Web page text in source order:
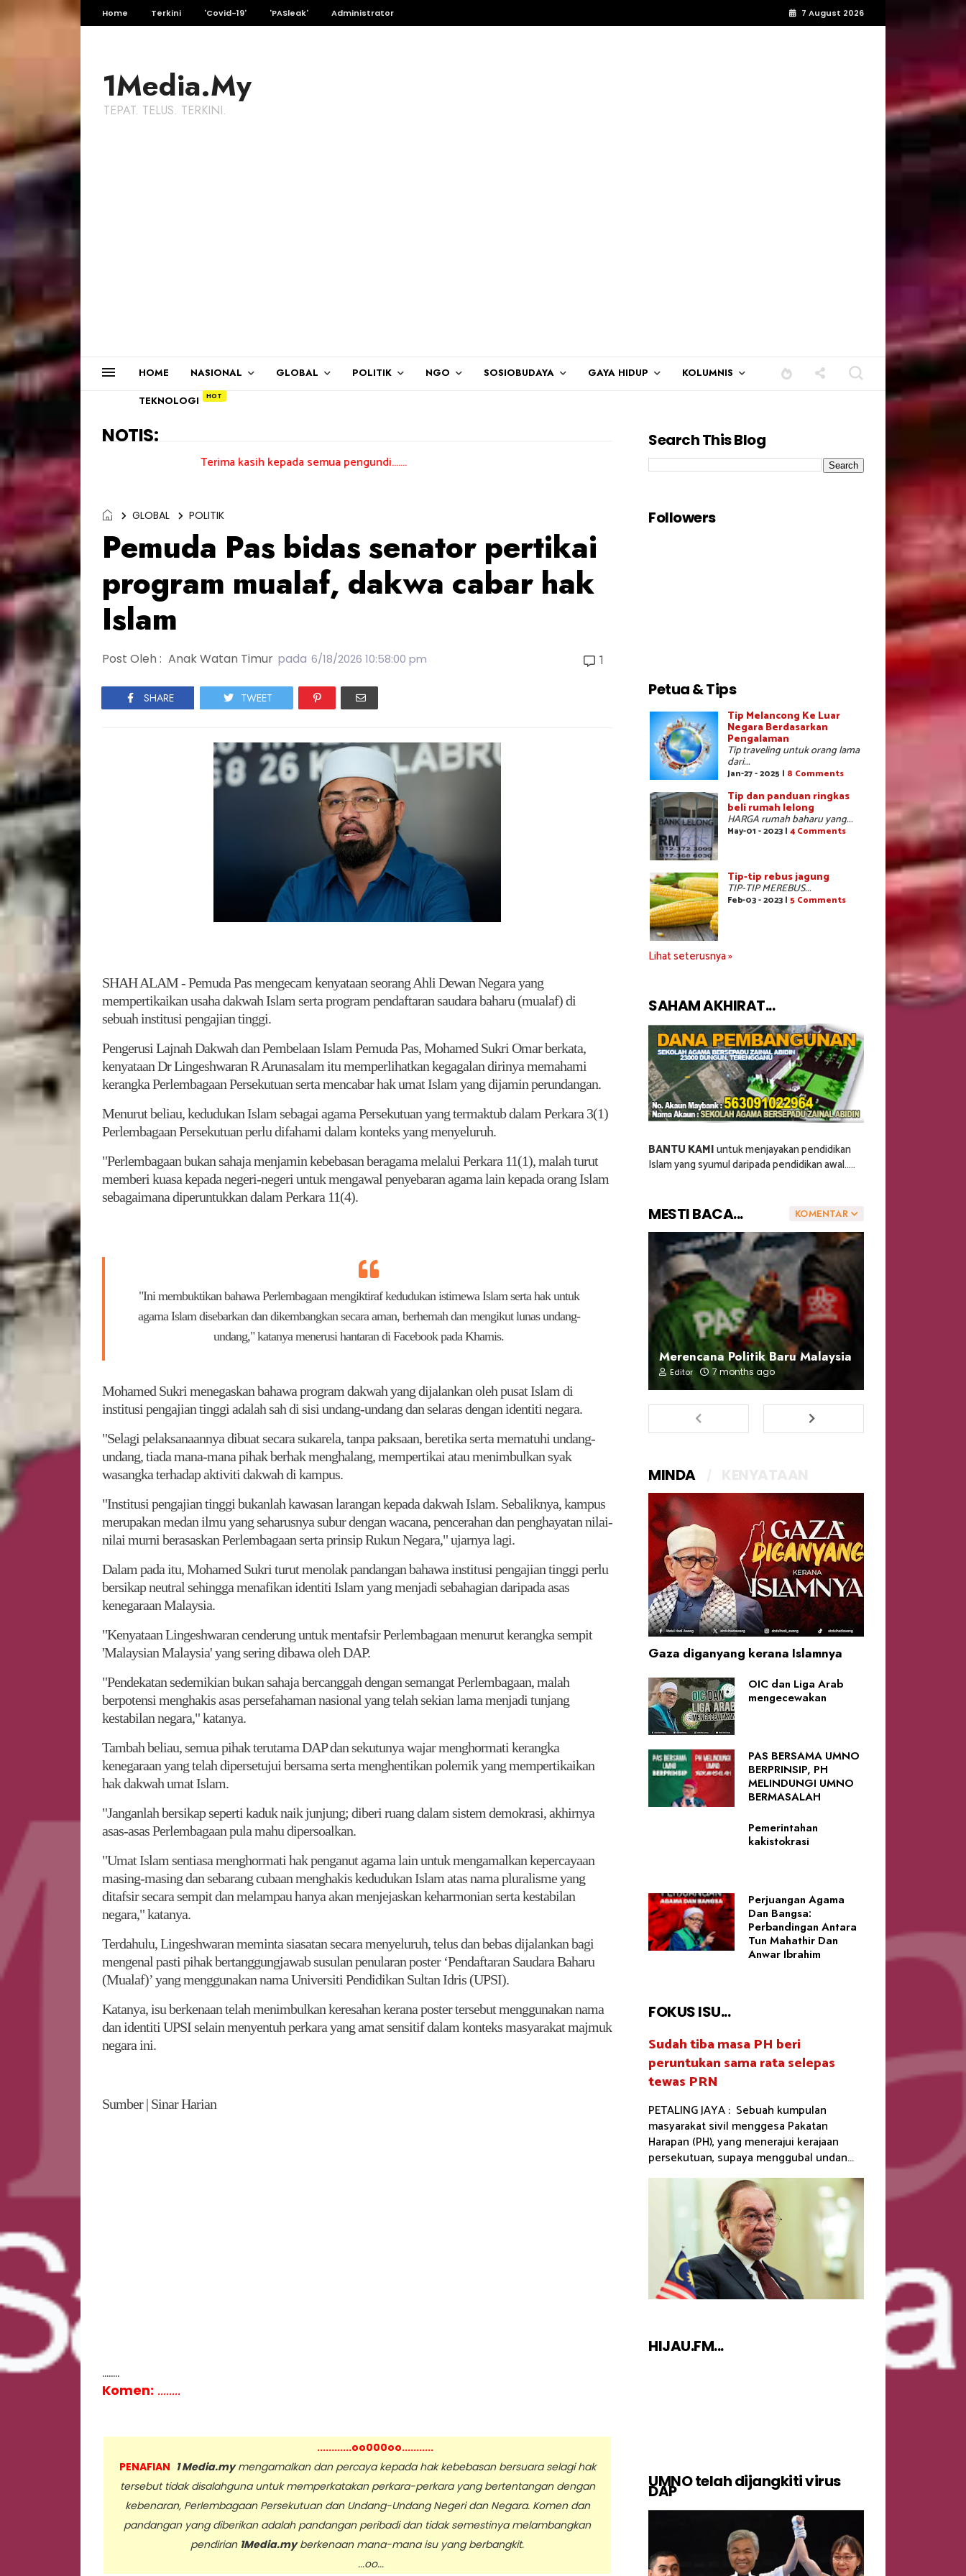
Home Terkini 'Covid-19' 'PASleak' Administrator 7 August 2026
1Media.My
TEPAT. TELUS. TERKINI.
HOME NASIONAL GLOBAL POLITIK NGO SOSIOBUDAYA GAYA HIDUP KOLUMNIS
TEKNOLOGI
NOTIS:
Terima kasih kepada semua pengundi.......
GLOBAL POLITIK
Pemuda Pas bidas senator pertikai
program mualaf, dakwa cabar hak
Islam
Post Oleh : Anak Watan Timur pada 6/18/2026 10:58:00 pm 1
SHARE TWEET
SHAH ALAM - Pemuda Pas mengecam kenyataan seorang Ahli Dewan Negara yang
mempertikaikan usaha dakwah Islam serta program pendaftaran saudara baharu (mualaf) di
sebuah institusi pengajian tinggi.
Pengerusi Lajnah Dakwah dan Pembelaan Islam Pemuda Pas, Mohamed Sukri Omar berkata,
kenyataan Dr Lingeshwaran R Arunasalam itu memperlihatkan kegagalan dirinya memahami
kerangka Perlembagaan Persekutuan serta mencabar hak umat Islam yang dijamin perundangan.
Menurut beliau, kedudukan Islam sebagai agama Persekutuan yang termaktub dalam Perkara 3(1)
Perlembagaan Persekutuan perlu difahami dalam konteks yang menyeluruh.
"Perlembagaan bukan sahaja menjamin kebebasan beragama melalui Perkara 11(1), malah turut
memberi kuasa kepada negeri-negeri untuk mengawal penyebaran agama lain kepada orang Islam
sebagaimana diperuntukkan dalam Perkara 11(4).
"Ini membuktikan bahawa Perlembagaan mengiktiraf kedudukan istimewa Islam serta hak untuk
agama Islam disebarkan dan dikembangkan secara aman, berhemah dan mengikut lunas undang-
undang," katanya menerusi hantaran di Facebook pada Khamis.
Mohamed Sukri menegaskan bahawa program dakwah yang dijalankan oleh pusat Islam di
institusi pengajian tinggi adalah sah di sisi undang-undang dan selaras dengan identiti negara.
"Selagi pelaksanaannya dibuat secara sukarela, tanpa paksaan, beretika serta mematuhi undang-
undang, tiada mana-mana pihak berhak menghalang, mempertikai atau menimbulkan syak
wasangka terhadap aktiviti dakwah di kampus.
"Institusi pengajian tinggi bukanlah kawasan larangan kepada dakwah Islam. Sebaliknya, kampus
merupakan medan ilmu yang seharusnya subur dengan wacana, pencerahan dan penghayatan nilai-
nilai murni berasaskan Perlembagaan serta prinsip Rukun Negara," ujarnya lagi.
Dalam pada itu, Mohamed Sukri turut menolak pandangan bahawa institusi pengajian tinggi perlu
bersikap neutral sehingga menafikan identiti Islam yang menjadi sebahagian daripada asas
kenegaraan Malaysia.
"Kenyataan Lingeshwaran cenderung untuk mentafsir Perlembagaan menurut kerangka sempit
'Malaysian Malaysia' yang sering dibawa oleh DAP.
"Pendekatan sedemikian bukan sahaja bercanggah dengan semangat Perlembagaan, malah
berpotensi menghakis asas persefahaman nasional yang telah sekian lama menjadi tunjang
kestabilan negara," katanya.
Tambah beliau, semua pihak terutama DAP dan sekutunya wajar menghormati kerangka
kenegaraan yang telah dipersetujui bersama serta menghentikan polemik yang mempertikaikan
hak dakwah umat Islam.
"Janganlah bersikap seperti kaduk naik junjung; diberi ruang dalam sistem demokrasi, akhirnya
asas-asas Perlembagaan pula mahu dipersoalkan.
"Umat Islam sentiasa menghormati hak penganut agama lain untuk mengamalkan kepercayaan
masing-masing dan sebarang cubaan menghakis kedudukan Islam atas nama pluralisme yang
ditafsir secara sempit dan melampau hanya akan menjejaskan keharmonian serta kestabilan
negara," katanya.
Terdahulu, Lingeshwaran meminta siasatan secara menyeluruh, telus dan bebas dijalankan bagi
mengenal pasti pihak bertanggungjawab susulan penularan poster ‘Pendaftaran Saudara Baharu
(Mualaf)’ yang menggunakan nama Universiti Pendidikan Sultan Idris (UPSI).
Katanya, isu berkenaan telah menimbulkan keresahan kerana poster tersebut menggunakan nama
dan identiti UPSI selain menyentuh perkara yang amat sensitif dalam konteks masyarakat majmuk
negara ini.
Sumber | Sinar Harian
........
Komen: ........
............oo000oo...........
PENAFIAN 1 Media.mymengamalkan dan percaya kepada hak kebebasan bersuara selagi hak
tersebut tidak disalahguna untuk memperkatakan perkara-perkara yang bertentangan dengan
kebenaran, Perlembagaan Persekutuan dan Undang-Undang Negeri dan Negara. Komen dan
pandangan yang diberikan adalah pandangan peribadi dan tidak semestinya melambangkan
pendirian 1Media.myberkenaan mana-mana isu yang berbangkit.
...oo...
Search This Blog
Followers
Petua & Tips
Tip Melancong Ke Luar
Negara Berdasarkan
Pengalaman
Tip traveling untuk orang lama
dari...
Jan-27 - 2025 | 8 Comments
Tip dan panduan ringkas
beli rumah lelong
HARGA rumah baharu yang...
May-01 - 2023 | 4 Comments
Tip-tip rebus jagung
TIP-TIP MEREBUS...
Feb-03 - 2023 | 5 Comments
Lihat seterusnya »
SAHAM AKHIRAT...
BANTU KAMIuntuk menjayakan pendidikan
Islam yang syumul daripada pendidikan awal.....
KOMENTAR
MESTI BACA...
Merencana Politik Baru Malaysia
Editor 7 months ago
MINDA
Gaza diganyang kerana Islamnya
OIC dan Liga Arab
mengecewakan
PAS BERSAMA UMNO
BERPRINSIP, PH
MELINDUNGI UMNO
BERMASALAH
Pemerintahan
kakistokrasi
Perjuangan Agama
Dan Bangsa:
Perbandingan Antara
Tun Mahathir Dan
Anwar Ibrahim
FOKUS ISU...
Sudah tiba masa PH beri
peruntukan sama rata selepas
tewas PRN
PETALING JAYA : Sebuah kumpulan
masyarakat sivil menggesa Pakatan
Harapan (PH), yang menerajui kerajaan
persekutuan, supaya menggubal undan...
HIJAU.FM...
UMNO telah dijangkiti virus
DAP